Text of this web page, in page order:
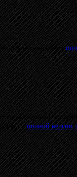
вы сможете в
состоялся в
вполной версии